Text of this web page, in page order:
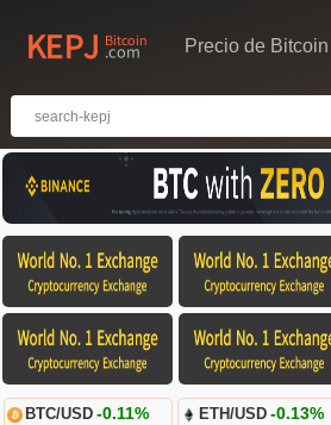
Precio de Bitcoin
BTC/USD -0.11% ETH/USD -0.13%